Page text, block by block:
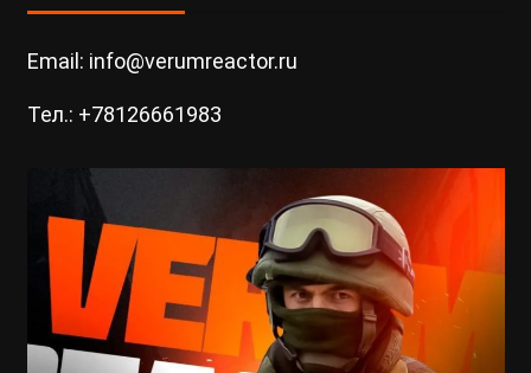
Email: info@verumreactor.ru
Тел.: +78126661983